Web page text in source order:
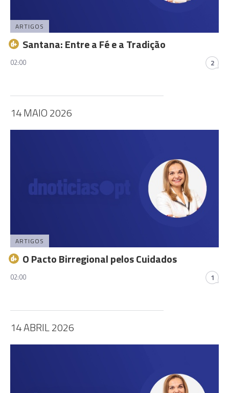
ARTIGOS
Santana: Entre a Fé e a Tradição
02:00 2
14 MAIO 2026
ARTIGOS
O Pacto Birregional pelos Cuidados
02:00 1
14 ABRIL 2026